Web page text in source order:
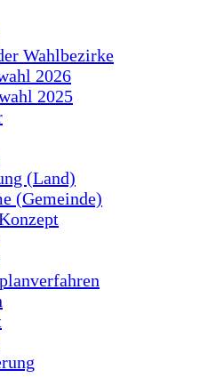
Wahlbezirke
2026
2025
(Land)
(Gemeinde)